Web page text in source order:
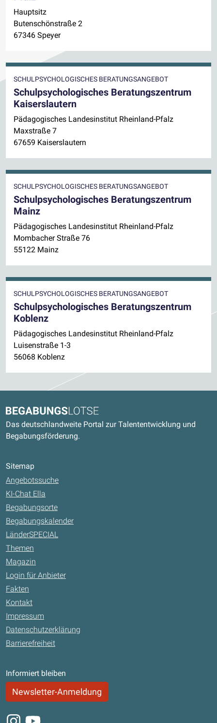
Hauptsitz
Butenschönstraße 2
67346 Speyer
SCHULPSYCHOLOGISCHES BERATUNGSANGEBOT
Schulpsychologisches Beratungszentrum
Kaiserslautern
Pädagogisches Landesinstitut Rheinland-Pfalz
Maxstraße 7
67659 Kaiserslautern
SCHULPSYCHOLOGISCHES BERATUNGSANGEBOT
Schulpsychologisches Beratungszentrum
Mainz
Pädagogisches Landesinstitut Rheinland-Pfalz
Mombacher Straße 76
55122 Mainz
SCHULPSYCHOLOGISCHES BERATUNGSANGEBOT
Schulpsychologisches Beratungszentrum
Koblenz
Pädagogisches Landesinstitut Rheinland-Pfalz
Luisenstraße 1-3
56068 Koblenz
Begabungslotse
Das deutschlandweite Portal zur Talententwicklung und
Begabungsförderung.
Sitemap
Angebotssuche
KI-Chat Ella
Begabungsorte
Begabungskalender
LänderSPECIAL
Themen
Magazin
Login für Anbieter
Fakten
Kontakt
Impressum
Datenschutzerklärung
Barrierefreiheit
Informiert bleiben
Newsletter-Anmeldung
Instagram
Youtube